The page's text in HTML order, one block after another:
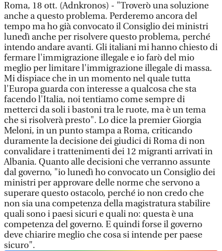
Roma, 18 ott. (Adnkronos) - "Troverò una soluzione
anche a questo problema. Perderemo ancora del
tempo ma ho già convocato il Consiglio dei ministri
lunedì anche per risolvere questo problema, perché
intendo andare avanti. Gli italiani mi hanno chiesto di
fermare l'immigrazione illegale e io farò del mio
meglio per limitare l'immigrazione illegale di massa.
Mi dispiace che in un momento nel quale tutta
l'Europa guarda con interesse a qualcosa che sta
facendo l'Italia, noi tentiamo come sempre di
metterci da soli i bastoni tra le ruote, ma è un tema
che si risolverà presto". Lo dice la premier Giorgia
Meloni, in un punto stampa a Roma, criticando
duramente la decisione dei giudici di Roma di non
convalidare i trattenimenti dei 12 migranti arrivati in
Albania. Quanto alle decisioni che verranno assunte
dal governo, "io lunedì ho convocato un Consiglio dei
ministri per approvare delle norme che servono a
superare questo ostacolo, perché io non credo che
non sia una competenza della magistratura stabilire
quali sono i paesi sicuri e quali no: questa è una
competenza del governo. E quindi forse il governo
deve chiarire meglio che cosa si intende per paese
sicuro".